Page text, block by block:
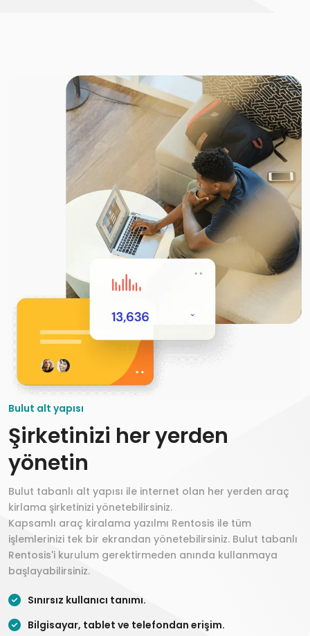
Bulut alt yapısı
Şirketinizi her yerden
yönetin
Bulut tabanlı alt yapısı ile internet olan her yerden araç
kirlama şirketinizi yönetebilirsiniz.
Kapsamlı araç kiralama yazılmı Rentosis ile tüm
işlemlerinizi tek bir ekrandan yönetebilirsiniz. Bulut tabanlı
Rentosis'i kurulum gerektirmeden anında kullanmaya
başlayabilirsiniz.
Sınırsız kullanıcı tanımı.
Bilgisayar, tablet ve telefondan erişim.